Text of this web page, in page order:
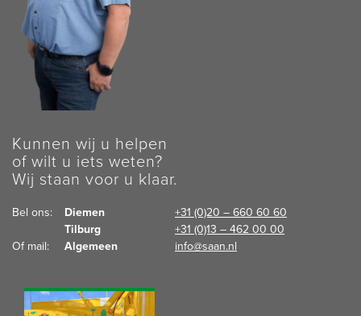
Kunnen wij u helpen
of wilt u iets weten?
Wij staan voor u klaar.
Bel ons: Diemen
+31 (0)20 – 660 60 60
Tilburg
+31 (0)13 – 462 00 00
Of mail:
Algemeen info@saan.nl